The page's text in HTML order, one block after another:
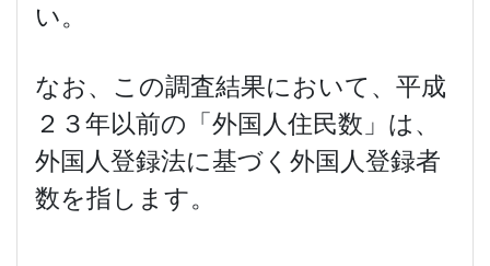
い。
なお、この調査結果において、平成
２３年以前の「外国人住民数」は、
外国人登録法に基づく外国人登録者
数を指します。